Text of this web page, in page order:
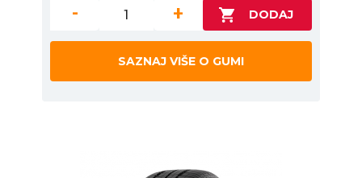
- +
SAZNAJ VIŠE O GUMI